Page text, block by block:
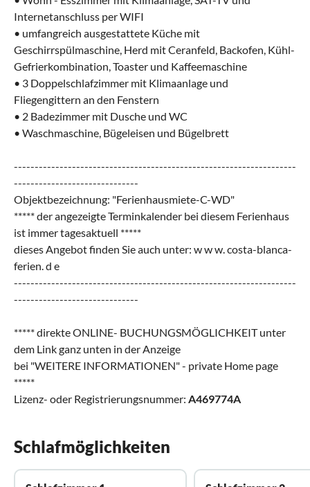
Internetanschluss per WIFI
• umfangreich ausgestattete Küche mit
Geschirrspülmaschine, Herd mit Ceranfeld, Backofen, Kühl-
Gefrierkombination, Toaster und Kaffeemaschine
• 3 Doppelschlafzimmer mit Klimaanlage und
Fliegengittern an den Fenstern
• 2 Badezimmer mit Dusche und WC
• Waschmaschine, Bügeleisen und Bügelbrett
--------------------------------------------------------------------
------------------------------
Objektbezeichnung: "Ferienhausmiete-C-WD"
***** der angezeigte Terminkalender bei diesem Ferienhaus
ist immer tagesaktuell *****
dieses Angebot finden Sie auch unter: w w w. costa-blanca-
ferien. d e
--------------------------------------------------------------------
------------------------------
***** direkte ONLINE- BUCHUNGSMÖGLICHKEIT unter
dem Link ganz unten in der Anzeige
bei "WEITERE INFORMATIONEN" - private Home page
*****
Lizenz- oder Registrierungsnummer: A469774A
Schlafmöglichkeiten